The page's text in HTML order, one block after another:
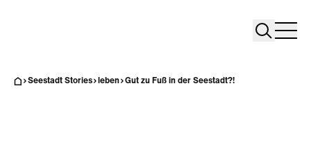
Search
Seestadt Stories leben Gut zu Fuß in der Seestadt?!